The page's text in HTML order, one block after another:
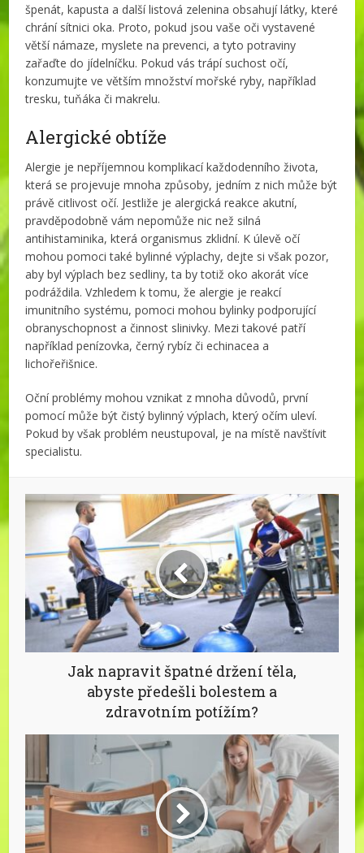
špenát, kapusta a další listová zelenina obsahují látky, které
chrání sítnici oka. Proto, pokud jsou vaše oči vystavené
větší námaze, myslete na prevenci, a tyto potraviny
zařaďte do jídelníčku. Pokud vás trápí suchost očí,
konzumujte ve větším množství mořské ryby, například
tresku, tuňáka či makrelu.
Alergické obtíže
Alergie je nepříjemnou komplikací každodenního života,
která se projevuje mnoha způsoby, jedním z nich může být
právě citlivost očí. Jestliže je alergická reakce akutní,
pravděpodobně vám nepomůže nic než silná
antihistaminika, která organismus zklidní. K úlevě očí
mohou pomoci také bylinné výplachy, dejte si však pozor,
aby byl výplach bez sedliny, ta by totiž oko akorát více
podráždila. Vzhledem k tomu, že alergie je reakcí
imunitního systému, pomoci mohou bylinky podporující
obranyschopnost a činnost slinivky. Mezi takové patří
například penízovka, černý rybíz či echinacea a
lichořeřišnice.
Oční problémy mohou vznikat z mnoha důvodů, první
pomocí může být čistý bylinný výplach, který očím uleví.
Pokud by však problém neustupoval, je na místě navštívit
specialistu.
Jak napravit špatné držení těla,
abyste předešli bolestem a
zdravotním potížím?